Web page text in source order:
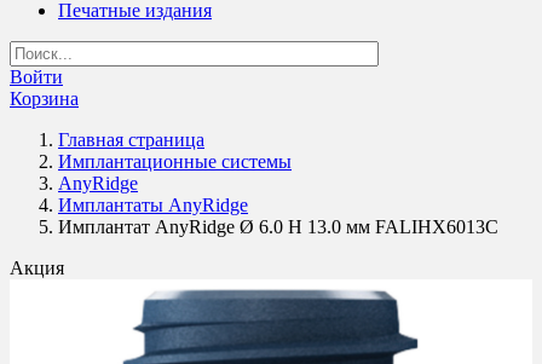
Печатные издания
Войти
Корзина
Главная страница
Имплантационные системы
AnyRidge
Имплантаты AnyRidge
Имплантат AnyRidge Ø 6.0 H 13.0 мм FALIHX6013C
Акция